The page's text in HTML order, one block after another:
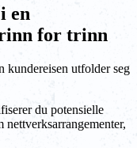
en
for trinn
kundereisen utfolder seg
du potensielle